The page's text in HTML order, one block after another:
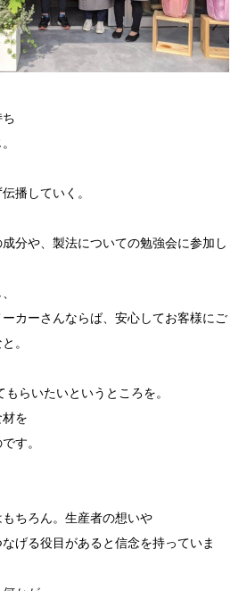
播していく。
分や、製法についての勉強会に参加し
カーさんならば、安心してお客様にご
。
らいたいというところを。
を
す。
ちろん。生産者の想いや
げる役目があると信念を持っていま